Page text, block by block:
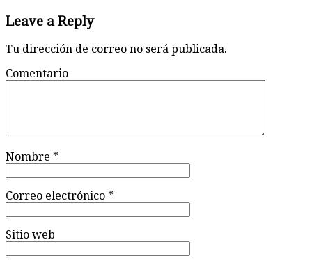
Leave a Reply
Tu dirección de correo no será publicada.
Comentario
Nombre *
Correo electrónico *
Sitio web